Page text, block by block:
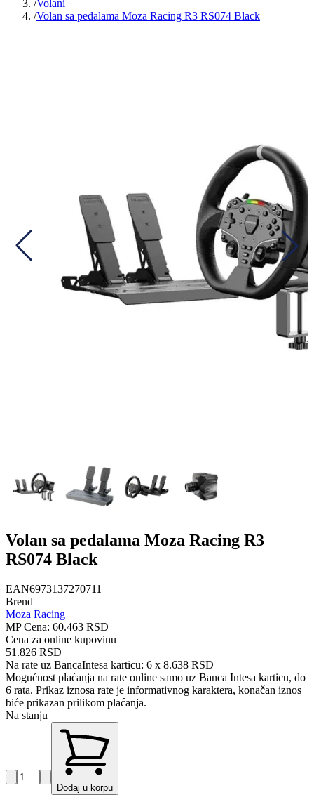
/Volani
/Volan sa pedalama Moza Racing R3 RS074 Black
Volan sa pedalama Moza Racing R3
RS074 Black
EAN6973137270711
Brend
Moza Racing
MP Cena: 60.463 RSD
Cena za online kupovinu
51.826 RSD
Na rate uz BancaIntesa karticu: 6 x 8.638 RSD
Mogućnost plaćanja na rate online samo uz Banca Intesa karticu, do
6 rata. Prikaz iznosa rate je informativnog karaktera, konačan iznos
biće prikazan prilikom plaćanja.
Na stanju
Dodaj u korpu